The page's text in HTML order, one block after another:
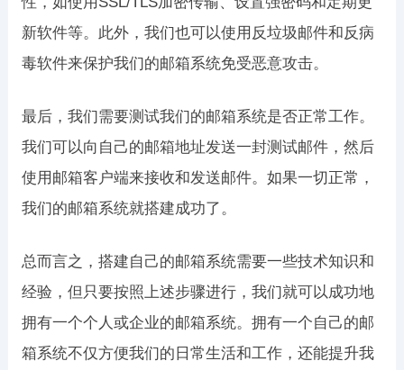
新软件等。此外，我们也可以使用反垃圾邮件和反病
毒软件来保护我们的邮箱系统免受恶意攻击。
最后，我们需要测试我们的邮箱系统是否正常工作。
我们可以向自己的邮箱地址发送一封测试邮件，然后
使用邮箱客户端来接收和发送邮件。如果一切正常，
我们的邮箱系统就搭建成功了。
总而言之，搭建自己的邮箱系统需要一些技术知识和
经验，但只要按照上述步骤进行，我们就可以成功地
拥有一个个人或企业的邮箱系统。拥有一个自己的邮
箱系统不仅方便我们的日常生活和工作，还能提升我